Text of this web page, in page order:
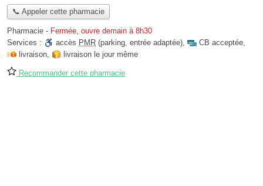
📞 Appeler cette pharmacie
Pharmacie - Fermée, ouvre demain à 8h30
Services :
accès PMR (parking, entrée adaptée), CB acceptée,
livraison, livraison le jour même
Recommander cette pharmacie